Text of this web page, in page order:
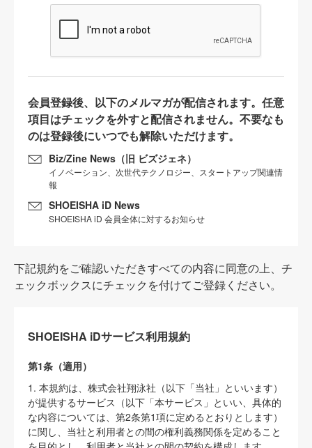
会員登録後、以下のメルマガが配信されます。任意
項目はチェックを外すと配信されません。不要なも
のは登録後にいつでも解除いただけます。
Biz/Zine News（旧 ビズジェネ）
イノベーション、次世代テクノロジー、スタートアップ関連情
報
SHOEISHA iD News
SHOEISHA iD 会員全体に対するお知らせ
下記規約をご確認いただきすべての内容に同意の上、チ
ェックボックスにチェックを付けてご登録ください。
SHOEISHA iDサービス利用規約
第1条（適用）
1. 本規約は、株式会社翔泳社（以下「当社」といいます）
が提供するサービス（以下「本サービス」といい、具体的
な内容については、第2条第1項に定めるとおりとします）
に関し、当社と利用者との間の権利義務関係を定めること